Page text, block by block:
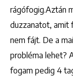
rágófogig.Aztán
duzzanatot, amit
nem fájt. De a
probléma lehet?
fogam pedig 4